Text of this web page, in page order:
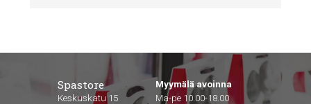
Spastore
Keskuskatu 15
Myymälä avoinna
Ma-pe 10.00-18.00